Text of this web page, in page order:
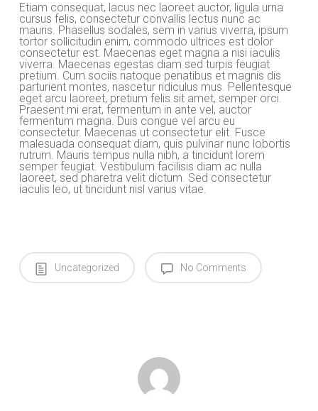
Etiam consequat, lacus nec laoreet auctor, ligula urna
cursus felis, consectetur convallis lectus nunc ac
mauris. Phasellus sodales, sem in varius viverra, ipsum
tortor sollicitudin enim, commodo ultrices est dolor
consectetur est. Maecenas eget magna a nisi iaculis
viverra. Maecenas egestas diam sed turpis feugiat
pretium. Cum sociis natoque penatibus et magnis dis
parturient montes, nascetur ridiculus mus. Pellentesque
eget arcu laoreet, pretium felis sit amet, semper orci.
Praesent mi erat, fermentum in ante vel, auctor
fermentum magna. Duis congue vel arcu eu
consectetur. Maecenas ut consectetur elit. Fusce
malesuada consequat diam, quis pulvinar nunc lobortis
rutrum. Mauris tempus nulla nibh, a tincidunt lorem
semper feugiat. Vestibulum facilisis diam ac nulla
laoreet, sed pharetra velit dictum. Sed consectetur
iaculis leo, ut tincidunt nisl varius vitae.
Uncategorized No Comments